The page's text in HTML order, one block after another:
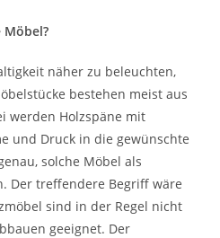
näher zu beleuchten,
bestehen meist aus
werden Holzspäne mit
und Druck in die gewünschte
solche Möbel als
Der treffendere Begriff wäre
sind in der Regel nicht
geeignet. Der